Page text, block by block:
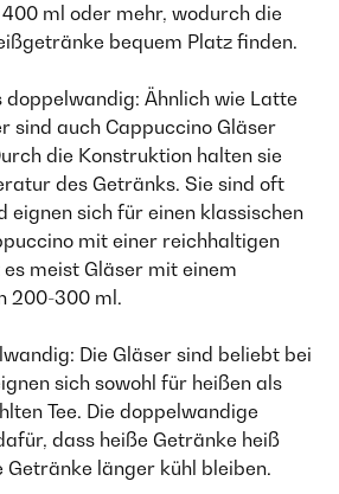
ml oder mehr, wodurch die
bequem Platz finden.
doppelwandig: Ähnlich wie Latte
sind auch Cappuccino Gläser
die Konstruktion halten sie
des Getränks. Sie sind oft
eignen sich für einen klassischen
mit einer reichhaltigen
meist Gläser mit einem
200-300 ml.
Die Gläser sind beliebt bei
sich sowohl für heißen als
Tee. Die doppelwandige
dass heiße Getränke heiß
Getränke länger kühl bleiben.